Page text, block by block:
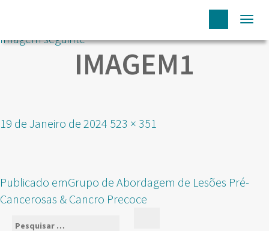
Imagem seguinte
IMAGEM1
Publicado
19 de Janeiro de 2024 Tamanho
523 × 351
NAVEGAÇÃO
DE
ARTIGOS
Publicado emGrupo de Abordagem de Lesões Pré-
Cancerosas & Cancro Precoce
Pesquisar